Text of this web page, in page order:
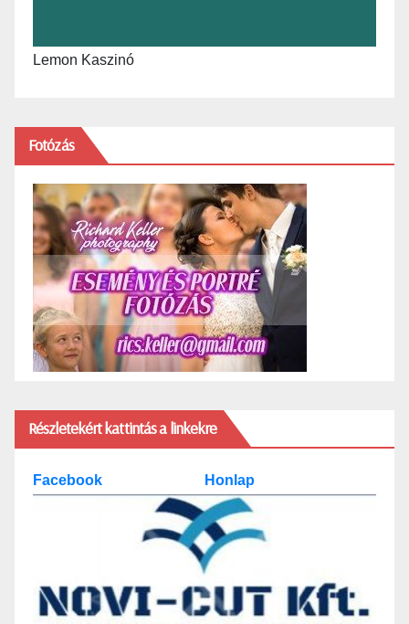
Lemon Kaszinó
Fotózás
Részletekért kattintás a linkekre
Facebook Honlap